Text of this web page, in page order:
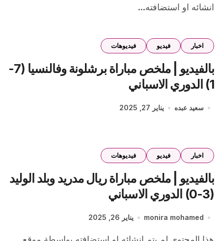
انشائه او استضافته...
اخبار فيديو فيديوهات
بالفيديو | ملخص مباراة برشلونة وفالنسيا (7-
1) الدوري الاسباني
سعيد عبده يناير 27, 2025
اخبار فيديو فيديوهات
بالفيديو | ملخص مباراة ريال مدريد وبلد الوليد
(3-0) الدوري الاسباني
monira mohamed يناير 26, 2025